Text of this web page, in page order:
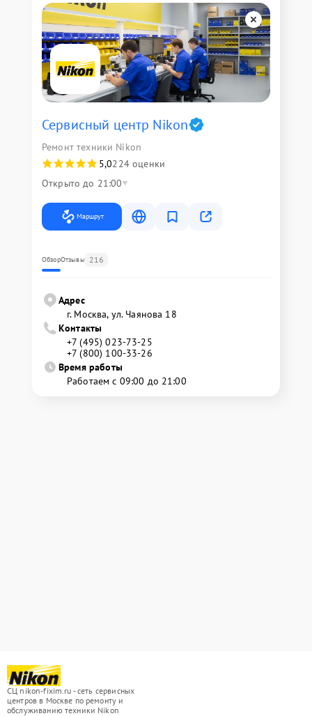
Сервисный центр Nikon
Ремонт техники Nikon
5,0224 оценки
Открыто до 21:00
Маршрут
ОбзорОтзывы 216
Адрес
г. Москва, ул. Чаянова 18
Контакты
+7 (495) 023-73-25
+7 (800) 100-33-26
Время работы
Работаем с 09:00 до 21:00
СЦ nikon-fixim.ru - сеть сервисных
центров в Москве по ремонту и
обслуживанию техники Nikon